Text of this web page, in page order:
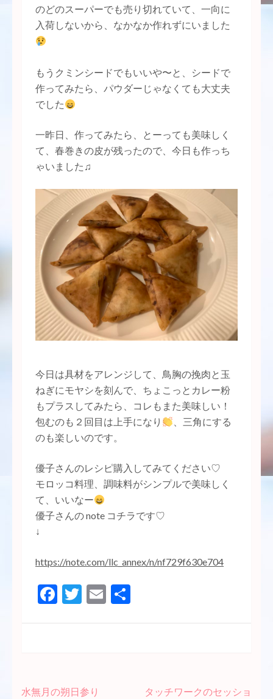
のどのスーパーでも売り切れていて、一向に
入荷しないから、なかなか作れずにいました
もうクミンシードでもいいや〜と、シードで
作ってみたら、パウダーじゃなくても大丈夫
でした
一昨日、作ってみたら、とーっても美味しく
て、春巻きの皮が残ったので、今日も作っち
ゃいました♫
今日は具材をアレンジして、鳥胸の挽肉と玉
ねぎにモヤシを刻んで、ちょこっとカレー粉
もプラスしてみたら、コレもまた美味しい！
包むのも２回目は上手になり
、三角にする
のも楽しいのです。
優子さんのレシピ購入してみてください♡
モロッコ料理、調味料がシンプルで美味しく
て、いいなー
優子さんの note コチラです♡
↓
https://note.com/llc_annex/n/nf729f630e704
Facebook
Twitter
Email
投
水無月の朔日参り タッチワークのセッショ